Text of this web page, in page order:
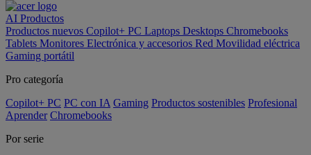
AI Productos
Productos nuevos Copilot+ PC Laptops Desktops Chromebooks
Tablets Monitores Electrónica y accesorios Red Movilidad eléctrica
Gaming portátil
Pro categoría
Copilot+ PC PC con IA Gaming Productos sostenibles Profesional
Aprender Chromebooks
Por serie